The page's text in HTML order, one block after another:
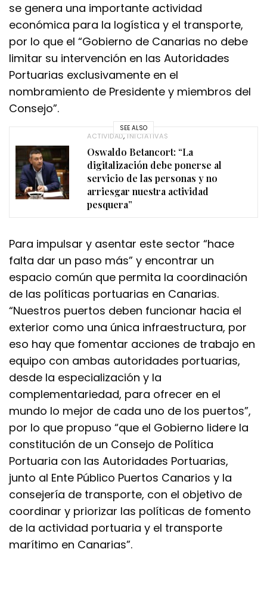
se genera una importante actividad
económica para la logística y el transporte,
por lo que el “Gobierno de Canarias no debe
limitar su intervención en las Autoridades
Portuarias exclusivamente en el
nombramiento de Presidente y miembros del
Consejo”.
SEE ALSO
ACTIVIDAD, INICIATIVAS
Oswaldo Betancort: “La
digitalización debe ponerse al
servicio de las personas y no
arriesgar nuestra actividad
pesquera”
Para impulsar y asentar este sector “hace
falta dar un paso más” y encontrar un
espacio común que permita la coordinación
de las políticas portuarias en Canarias.
“Nuestros puertos deben funcionar hacia el
exterior como una única infraestructura, por
eso hay que fomentar acciones de trabajo en
equipo con ambas autoridades portuarias,
desde la especialización y la
complementariedad, para ofrecer en el
mundo lo mejor de cada uno de los puertos”,
por lo que propuso “que el Gobierno lidere la
constitución de un Consejo de Política
Portuaria con las Autoridades Portuarias,
junto al Ente Público Puertos Canarios y la
consejería de transporte, con el objetivo de
coordinar y priorizar las políticas de fomento
de la actividad portuaria y el transporte
marítimo en Canarias”.